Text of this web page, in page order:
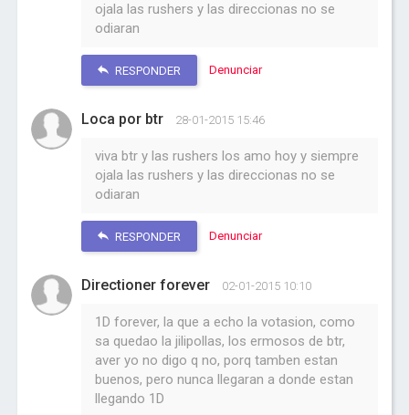
ojala las rushers y las direccionas no se
odiaran
RESPONDER Denunciar
Loca por btr 28-01-2015 15:46
viva btr y las rushers los amo hoy y siempre
ojala las rushers y las direccionas no se
odiaran
RESPONDER Denunciar
Directioner forever 02-01-2015 10:10
1D forever, la que a echo la votasion, como
sa quedao la jilipollas, los ermosos de btr,
aver yo no digo q no, porq tamben estan
buenos, pero nunca llegaran a donde estan
llegando 1D